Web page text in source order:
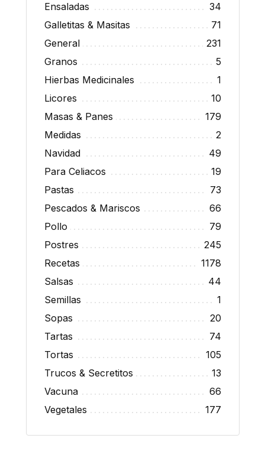
Ensaladas
34
Galletitas & Masitas
71
General
231
Granos
5
Hierbas Medicinales
1
Licores
10
Masas & Panes
179
Medidas
2
Navidad
49
Para Celiacos
19
Pastas
73
Pescados & Mariscos
66
Pollo
79
Postres
245
Recetas
1178
Salsas
44
Semillas
1
Sopas
20
Tartas
74
Tortas
105
Trucos & Secretitos
13
Vacuna
66
Vegetales
177